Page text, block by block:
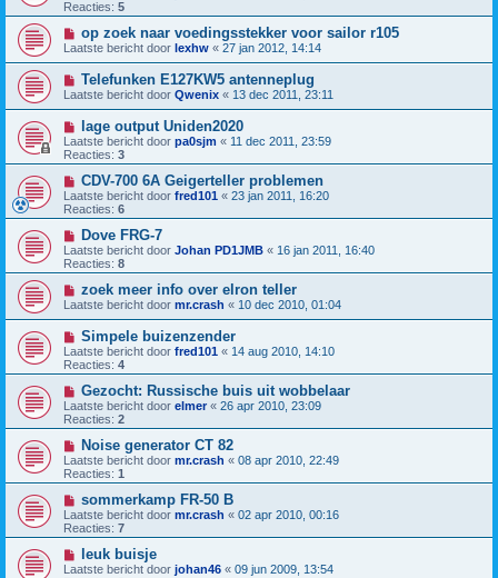
Reacties: 5
op zoek naar voedingsstekker voor sailor r105
Laatste bericht door lexhw « 27 jan 2012, 14:14
Telefunken E127KW5 antenneplug
Laatste bericht door Qwenix « 13 dec 2011, 23:11
lage output Uniden2020
Laatste bericht door pa0sjm « 11 dec 2011, 23:59
Reacties: 3
CDV-700 6A Geigerteller problemen
Laatste bericht door fred101 « 23 jan 2011, 16:20
Reacties: 6
Dove FRG-7
Laatste bericht door Johan PD1JMB « 16 jan 2011, 16:40
Reacties: 8
zoek meer info over elron teller
Laatste bericht door mr.crash « 10 dec 2010, 01:04
Simpele buizenzender
Laatste bericht door fred101 « 14 aug 2010, 14:10
Reacties: 4
Gezocht: Russische buis uit wobbelaar
Laatste bericht door elmer « 26 apr 2010, 23:09
Reacties: 2
Noise generator CT 82
Laatste bericht door mr.crash « 08 apr 2010, 22:49
Reacties: 1
sommerkamp FR-50 B
Laatste bericht door mr.crash « 02 apr 2010, 00:16
Reacties: 7
leuk buisje
Laatste bericht door johan46 « 09 jun 2009, 13:54